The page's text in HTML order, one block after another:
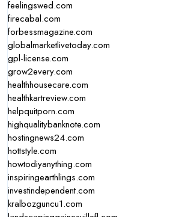
feelingswed.com
firecabal.com
forbessmagazine.com
globalmarketlivetoday.com
gpl-license.com
grow2every.com
healthhousecare.com
healthkartreview.com
helpquitporn.com
highqualitybanknote.com
hostingnews24.com
hottstyle.com
howtodiyanything.com
inspiringearthlings.com
investindependent.com
kralbozguncu1.com